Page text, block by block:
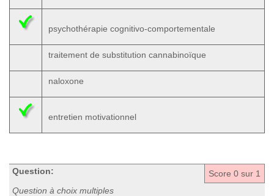
psychothérapie cognitivo-comportementale
traitement de substitution cannabinoïque
naloxone
entretien motivationnel
Score 0 sur 1
Question:
Question à choix multiples